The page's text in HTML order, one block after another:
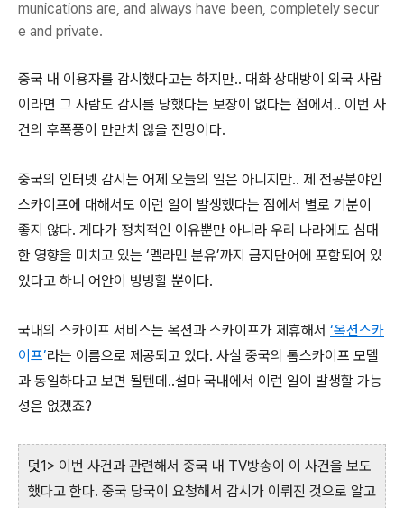
munications are, and always have been, completely secur
e and private.
중국 내 이용자를 감시했다고는 하지만.. 대화 상대방이 외국 사람
이라면 그 사람도 감시를 당했다는 보장이 없다는 점에서.. 이번 사
건의 후폭풍이 만만치 않을 전망이다.
중국의 인터넷 감시는 어제 오늘의 일은 아니지만.. 제 전공분야인
스카이프에 대해서도 이런 일이 발생했다는 점에서 별로 기분이
좋지 않다. 게다가 정치적인 이유뿐만 아니라 우리 나라에도 심대
한 영향을 미치고 있는 ‘멜라민 분유’까지 금지단어에 포함되어 있
었다고 하니 어안이 벙벙할 뿐이다.
국내의 스카이프 서비스는 옥션과 스카이프가 제휴해서 ‘옥션스카
이프’라는 이름으로 제공되고 있다. 사실 중국의 톰스카이프 모델
과 동일하다고 보면 될텐데..설마 국내에서 이런 일이 발생할 가능
성은 없겠죠?
덧1> 이번 사건과 관련해서 중국 내 TV방송이 이 사건을 보도
했다고 한다. 중국 당국이 요청해서 감시가 이뤄진 것으로 알고